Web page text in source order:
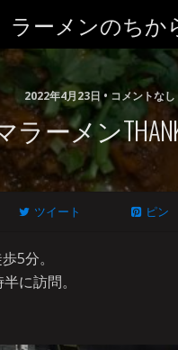
ラーメンのちか
2022年4月23日 • コメントなし
ラーメン
ツイート ピン
5分。
に訪問。